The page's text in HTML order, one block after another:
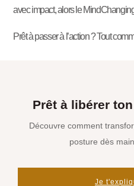
avec impact, alors le
Prêt à passer à l’action ? Tout
Prêt à libérer
Découvre comment
posture dès
Je